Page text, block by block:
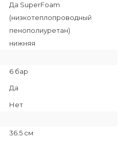
Да SuperFoam
(низкотеплопроводный
пенополиуретан)
нижняя
6 бар
Да
Нет
36.5 см